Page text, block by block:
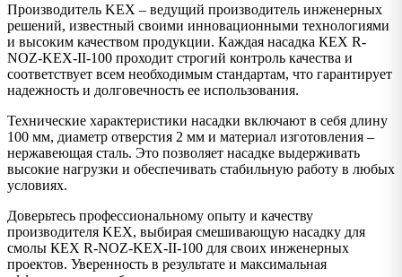
Производитель KEX – ведущий производитель инженерных
решений, известный своими инновационными технологиями
и высоким качеством продукции. Каждая насадка КEX R-
NOZ-KEX-II-100 проходит строгий контроль качества и
соответствует всем необходимым стандартам, что гарантирует
надежность и долговечность ее использования.
Технические характеристики насадки включают в себя длину
100 мм, диаметр отверстия 2 мм и материал изготовления –
нержавеющая сталь. Это позволяет насадке выдерживать
высокие нагрузки и обеспечивать стабильную работу в любых
условиях.
Доверьтесь профессиональному опыту и качеству
производителя KEX, выбирая смешивающую насадку для
смолы КEX R-NOZ-KEX-II-100 для своих инженерных
проектов. Уверенность в результате и максимальная